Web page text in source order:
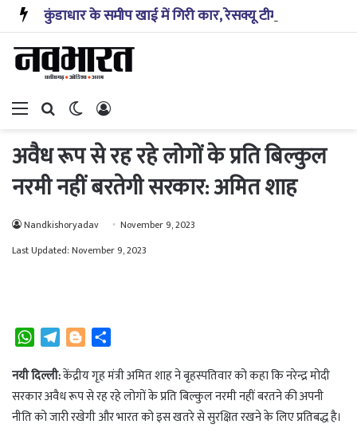
Menu Search forSwitch skin
अवैध रूप से रह रहे लोगों के प्रति बिल्कुल
नरमी नहीं बरतेगी सरकार: अमित शाह
Nandkishoryadav
November 9, 2023
Last Updated: November 9, 2023
W
a
t
s
l
e
g
o
g
g
a
r
e
नयी दिल्ली:केंद्रीय गृह मंत्री अमित शाह ने बृहस्पतिवार को कहा कि नरेन्द्र मोदी
सरकार अवैध रूप से रह रहे लोगों के प्रति बिल्कुल नरमी नहीं बरतने की अपनी
नीति को जारी रखेगी और भारत को इस खतरे से सुरक्षित रखने के लिए प्रतिबद्ध है।